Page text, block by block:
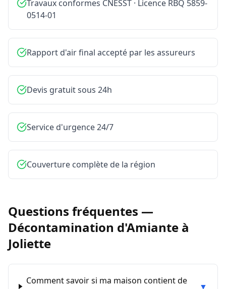
Travaux conformes CNESST · Licence RBQ 5859-
0514-01
Rapport d'air final accepté par les assureurs
Devis gratuit sous 24h
Service d'urgence 24/7
Couverture complète de la région
Questions fréquentes —
Décontamination d'Amiante à
Joliette
Comment savoir si ma maison contient de
▼